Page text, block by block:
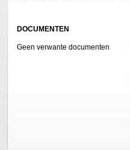
DOCUMENTEN
Geen verwante documenten